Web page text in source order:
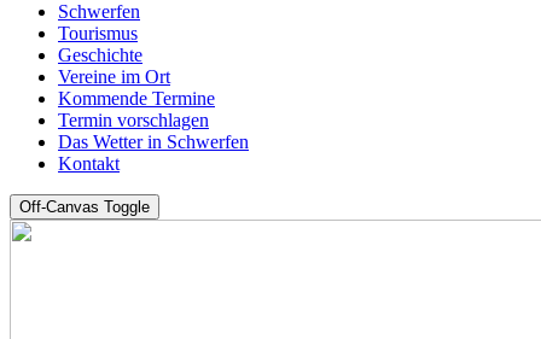
Schwerfen
Tourismus
Geschichte
Vereine im Ort
Kommende Termine
Termin vorschlagen
Das Wetter in Schwerfen
Kontakt
Off-Canvas Toggle